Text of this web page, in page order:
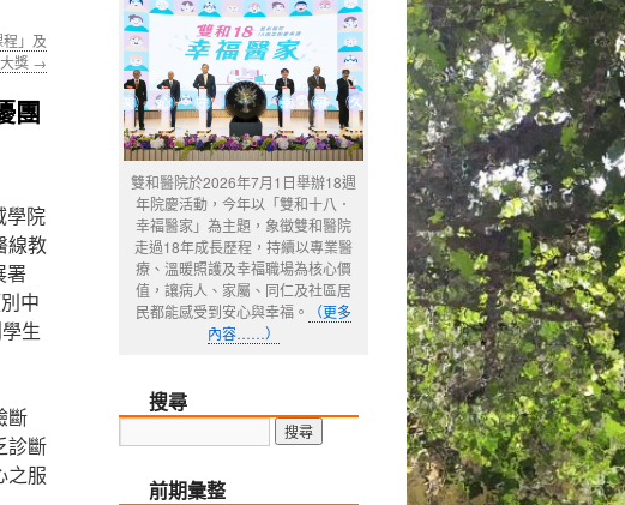
」及
獎 →
團
學院
線教
署
中
生
斷
診斷
之服
雙和醫院於2026年7月1日舉辦18週
年院慶活動，今年以「雙和十八．
幸福醫家」為主題，象徵雙和醫院
走過18年成長歷程，持續以專業醫
療、溫暖照護及幸福職場為核心價
值，讓病人、家屬、同仁及社區居
民都能感受到安心與幸福。
（更多
內容……）
搜尋
前期彙整